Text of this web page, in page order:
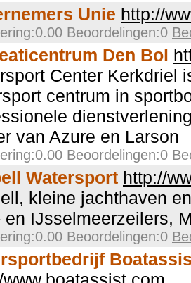
Unie http://
Beoordelingen:0
Den Bol
Center Kerkdriel
centrum in
van Azure en Larson
Beoordelingen:0
Watersport http://
kleine jachthaven
en IJsselmeerzeilers,
Beoordelingen:0